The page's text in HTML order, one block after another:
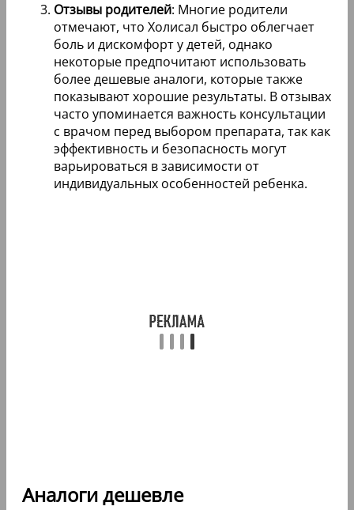
Отзывы родителей: Многие родители
отмечают, что Холисал быстро облегчает
боль и дискомфорт у детей, однако
некоторые предпочитают использовать
более дешевые аналоги, которые также
показывают хорошие результаты. В отзывах
часто упоминается важность консультации
с врачом перед выбором препарата, так как
эффективность и безопасность могут
варьироваться в зависимости от
индивидуальных особенностей ребенка.
Аналоги дешевле